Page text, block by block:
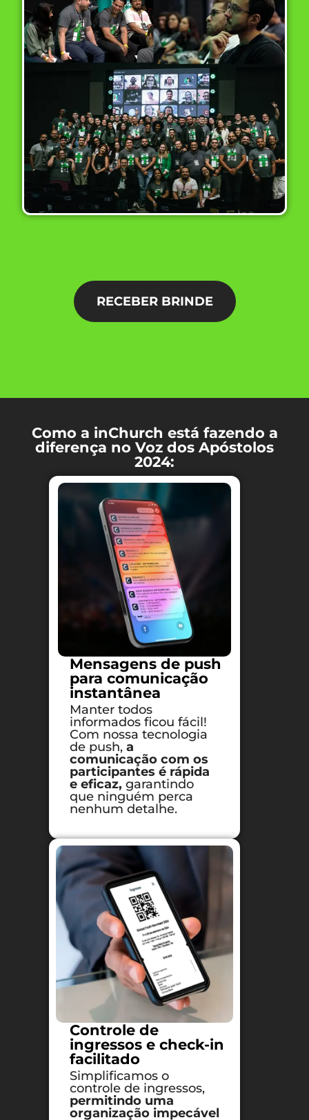
RECEBER BRINDE
Como a inChurch está fazendo a
diferença no Voz dos Apóstolos
2024:
Mensagens de push
para comunicação
instantânea
Manter todos
informados ficou fácil!
Com nossa tecnologia
de push, a
comunicação com os
participantes é rápida
e eficaz, garantindo
que ninguém perca
nenhum detalhe.
Controle de
ingressos e check-in
facilitado​
Simplificamos o
controle de ingressos,
permitindo uma
organização impecável